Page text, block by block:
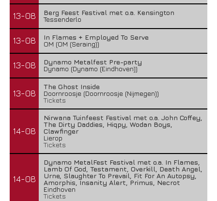
13-08
Berg Feest Festival met o.a. Kensington
Tessenderlo
13-08
In Flames + Employed To Serve
OM (OM (Seraing))
13-08
Dynamo Metalfest Pre-party
Dynamo (Dynamo (Eindhoven))
13-08
The Ghost Inside
Doornroosje (Doornroosje (Nijmegen))
Tickets
14-08
Nirwana Tuinfeest Festival met o.a. John Coffey,
The Dirty Daddies, Hiqpy, Wodan Boys,
Clawfinger
Lierop
Tickets
14-08
Dynamo MetalFest Festival met o.a. In Flames,
Lamb Of God, Testament, Overkill, Death Angel,
Urne, Slaughter To Prevail, Fit For An Autopsy,
Amorphis, Insanity Alert, Primus, Necrot
Eindhoven
Tickets